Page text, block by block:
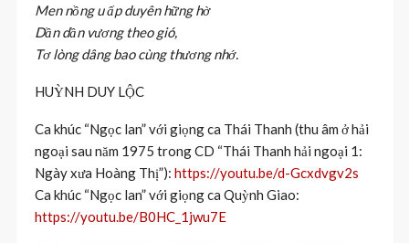
Men nồng u ấp duyên hững hờ
Dần dần vương theo gió,
Tơ lòng dâng bao cùng thương nhớ.
HUỲNH DUY LỘC
Ca khúc “Ngọc lan” với giọng ca Thái Thanh (thu âm ở hải
ngoại sau năm 1975 trong CD “Thái Thanh hải ngoại 1:
Ngày xưa Hoàng Thị”): https://youtu.be/d-Gcxdvgv2s
Ca khúc “Ngọc lan” với giọng ca Quỳnh Giao:
https://youtu.be/B0HC_1jwu7E